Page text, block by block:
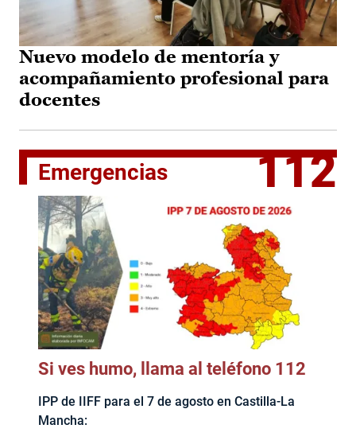
Nuevo modelo de mentoría y
acompañamiento profesional para
docentes
Emergencias 112
Si ves humo, llama al teléfono 112
IPP de IIFF para el 7 de agosto en Castilla-La
Mancha: